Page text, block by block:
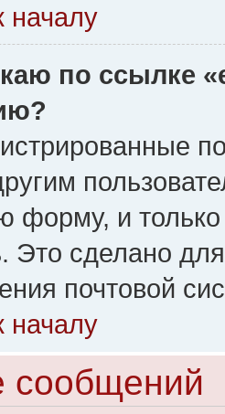
началу
по ссылке
форму, и
Это сделано
почтовой
началу
сообщений